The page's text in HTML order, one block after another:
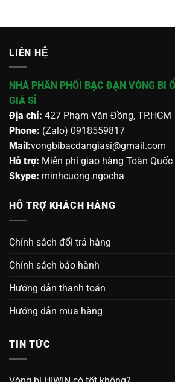
LIÊN HỆ
NHÀ PHÂN PHỐI BẠC ĐẠN VÒNG BI
GIÁ SỈ
Địa chỉ: 427 Phạm Văn Đồng, TP.HCM
Phone: (Zalo) 0918559817
Mail:vongbibacdangiasi@gmail.com
Hỗ trợ: Miễn phí giao hàng Toàn Quốc
Skype: minhcuong.ngocha
HỖ TRỢ KHÁCH HÀNG
Chính sách đổi trả hàng
Chính sách bảo hành
Hướng dẫn thanh toán
Hướng dẫn mua hàng
TIN TỨC